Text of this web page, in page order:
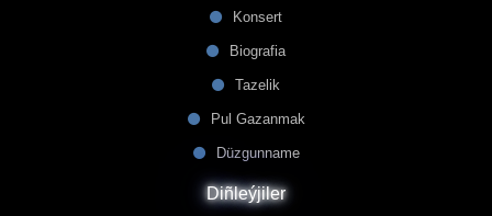
Konsert
Biografia
Tazelik
Pul Gazanmak
Düzgunname
Diñleýjiler